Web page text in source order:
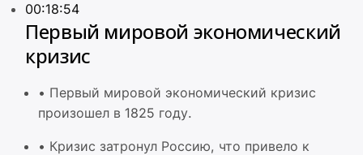
00:18:54
Первый мировой экономический
кризис
• Первый мировой экономический кризис
произошел в 1825 году.
• Кризис затронул Россию, что привело к